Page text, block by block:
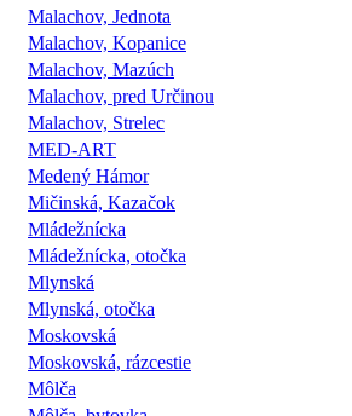
Malachov, Jednota
Malachov, Kopanice
Malachov, Mazúch
Malachov, pred Určinou
Malachov, Strelec
MED-ART
Medený Hámor
Mičinská, Kazačok
Mládežnícka
Mládežnícka, otočka
Mlynská
Mlynská, otočka
Moskovská
Moskovská, rázcestie
Môlča